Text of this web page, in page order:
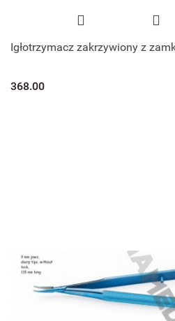
Igłotrzymacz zakrzywiony z
368.00